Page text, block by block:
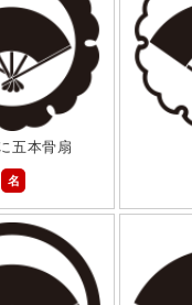
五本骨扇
名